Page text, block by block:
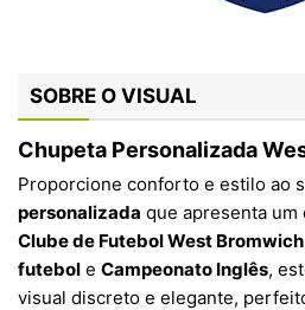
SOBRE O VISUAL
Chupeta Personalizada
Proporcione conforto e estilo ao
personalizada que apresenta
Clube de Futebol West
futebol e Campeonato Inglês,
visual discreto e elegante,